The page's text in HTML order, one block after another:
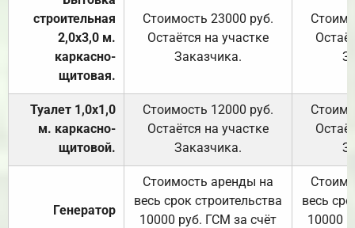
строительная
2,0х3,0 м.
каркасно-
щитовая.
Стоимость 23000 руб.
Остаётся на участке
Заказчика.
Туалет 1,0х1,0
м. каркасно-
щитовой.
Стоимость 12000 руб.
Остаётся на участке
Заказчика.
Генератор
Стоимость аренды на
весь срок строительства
10000 руб. ГСМ за счёт
весь
10000